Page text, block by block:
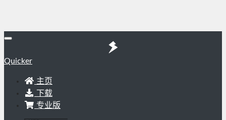
Quicker
主页
下载
专业版